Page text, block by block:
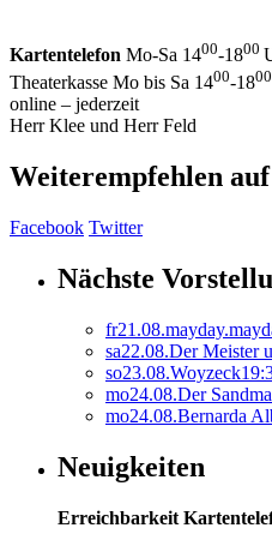
Kartentelefon Mo-Sa 1400-1800
Theaterkasse Mo bis Sa 1400-1800
online – jederzeit
Herr Klee und Herr Feld
Weiterempfehlen auf
Facebook Twitter
Nächste
fr21.08.
sa22.08.Der Meister
so23.08.Woyzeck
mo24.08.Der
mo24.08.Bernarda
Neuigkeiten
Erreichbarkeit